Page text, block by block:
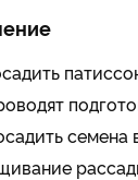
семена